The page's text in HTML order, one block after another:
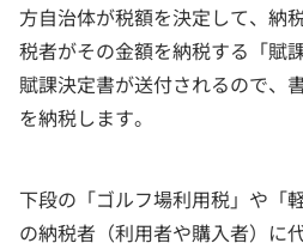
方自治体が税額を決定して、納
税者がその金額を納税する「賦
賦課決定書が送付されるので、
を納税します。
下段の「ゴルフ場利用税」や「
の納税者（利用者や購入者）に